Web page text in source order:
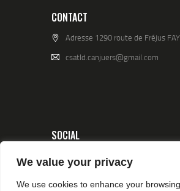
We value your privacy
We use cookies to enhance your
CONTACT
Adresse 1290 route de Fréjus
csatld.canjuers@gmail.com
SOCIAL